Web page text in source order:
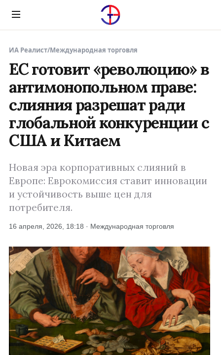
Menu
ИА Реалист/Международная торговля
ЕС готовит «революцию» в
антимонопольном праве:
слияния разрешат ради
глобальной конкуренции с
США и Китаем
Новая эра корпоративных слияний в
Европе: Еврокомиссия ставит инновации
и устойчивость выше цен для
потребителя.
16 апреля, 2026, 18:18 · Международная торговля